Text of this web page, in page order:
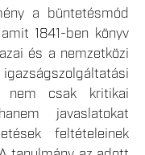
a büntetésmód
1841-ben könyv
és a nemzetközi
nem csak kritikai
javaslatokat
feltételeinek